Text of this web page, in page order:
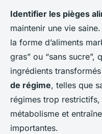
Identifier les pièges
maintenir une vie
la forme d’aliments
gras” ou “sans sucre”,
ingrédients
de régime, telles que
régimes trop
métabolisme et
importantes.